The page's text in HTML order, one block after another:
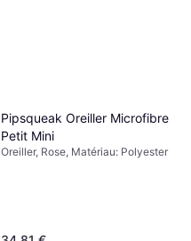
Pipsqueak Oreiller Microfibre
Petit Mini
Oreiller, Rose, Matériau: Polyester